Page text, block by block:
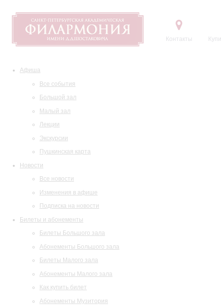
Контакты
Афиша
Все события
Большой зал
Малый зал
Лекции
Экскурсии
Пушкинская карта
Новости
Все новости
Изменения в афише
Подписка на новости
Билеты и абонементы
Билеты Большого зала
Абонементы Большого зала
Билеты Малого зала
Абонементы Малого зала
Как купить билет
Абонементы Музитория